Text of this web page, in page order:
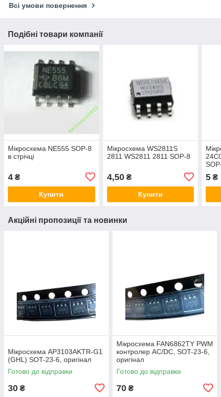
Всі умови повернення
Подібні товари компанії
Мікросхема NE555 SOP-8
в стрічці
4 ₴
Купити
Мікросхема WS2811S
2811 WS2811 2811 SOP-8
4,50₴
Купити
5 ₴
Акційні пропозиції та новинки
Мікросхема AP3103AKTR-G1
(GHL) SOT-23-6, оригінал
Готово до відправки
30 ₴
Мікросхема FAN6862TY PWM
контролер AC/DC, SOT-23-6,
оригінал
Готово до відправки
70 ₴